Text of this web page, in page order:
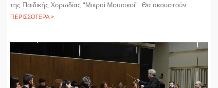
της Παιδικής Χορωδίας “Μικροί Μουσικοί”. Θα ακουστούν...
ΠΕΡΙΣΣΟΤΕΡΑ >